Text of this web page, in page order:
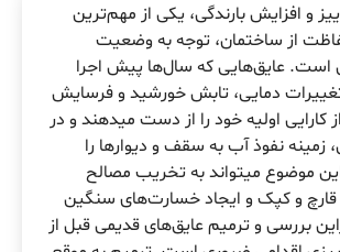
و افزایش بارندگی، یکی از مهم‌ترین
از ساختمان، توجه به وضعیت
است. عایق‌هایی که سال‌ها پیش اجرا
تغییرات دمایی، تابش خورشید و فرسایش
اولیه خود را از دست میدهند و در
نفوذ آب به سقف و دیوارها را
موضوع میتواند به تخریب مصالح
قارچ و کپک و ایجاد خسارت‌های سنگین
بررسی و ترمیم عایق‌های قدیمی قبل از